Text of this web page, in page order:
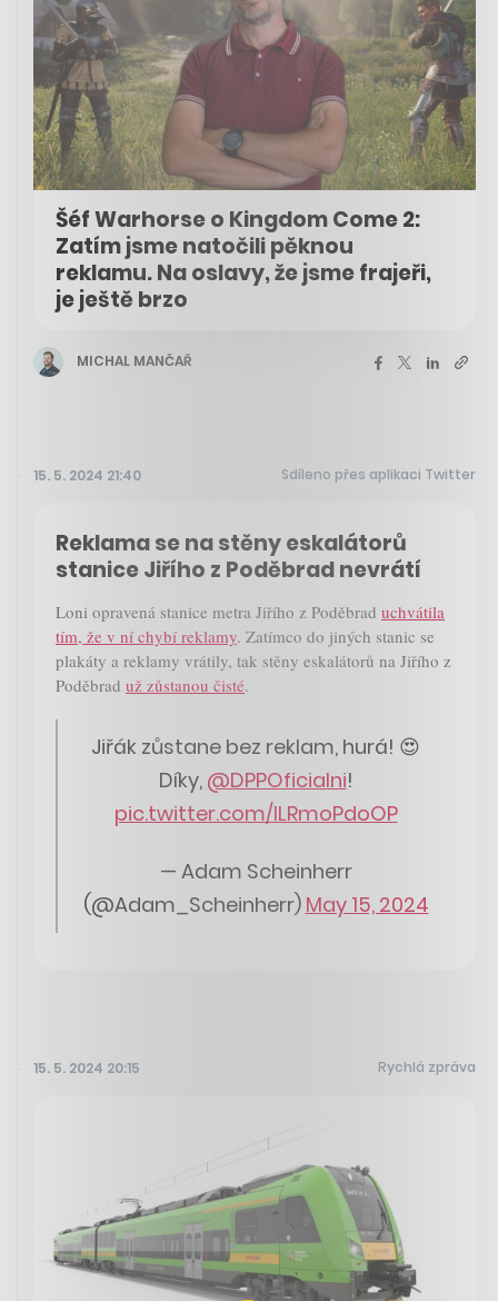
Šéf Warhorse o Kingdom Come 2:
Zatím jsme natočili pěknou
reklamu. Na oslavy, že jsme frajeři,
je ještě brzo
MICHAL MANČAŘ
15. 5. 2024 21:40 Sdíleno přes aplikaci Twitter
Reklama se na stěny eskalátorů
stanice Jiřího z Poděbrad nevrátí
Loni opravená stanice metra Jiřího z Poděbrad uchvátila
tím, že v ní chybí reklamy. Zatímco do jiných stanic se
plakáty a reklamy vrátily, tak stěny eskalátorů na Jiřího z
Poděbrad už zůstanou čisté.
Jiřák zůstane bez reklam, hurá! 😍
Díky, @DPPOficialni!
pic.twitter.com/ILRmoPdoOP
— Adam Scheinherr
(@Adam_Scheinherr) May 15, 2024
15. 5. 2024 20:15 Rychlá zpráva